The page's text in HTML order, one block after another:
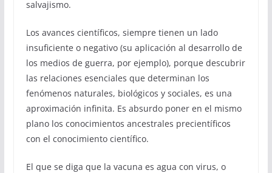
salvajismo.
Los avances científicos, siempre tienen un lado
insuficiente o negativo (su aplicación al desarrollo de
los medios de guerra, por ejemplo), porque descubrir
las relaciones esenciales que determinan los
fenómenos naturales, biológicos y sociales, es una
aproximación infinita. Es absurdo poner en el mismo
plano los conocimientos ancestrales precientíficos
con el conocimiento científico.
El que se diga que la vacuna es agua con virus, o